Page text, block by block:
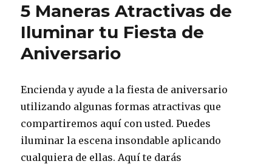
5 Maneras Atractivas de
Iluminar tu Fiesta de
Aniversario
Encienda y ayude a la fiesta de aniversario
utilizando algunas formas atractivas que
compartiremos aquí con usted. Puedes
iluminar la escena insondable aplicando
cualquiera de ellas. Aquí te darás